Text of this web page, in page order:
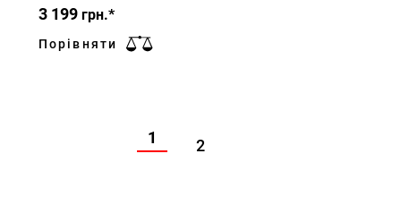
3 199 грн.*
Порівняти
1 2